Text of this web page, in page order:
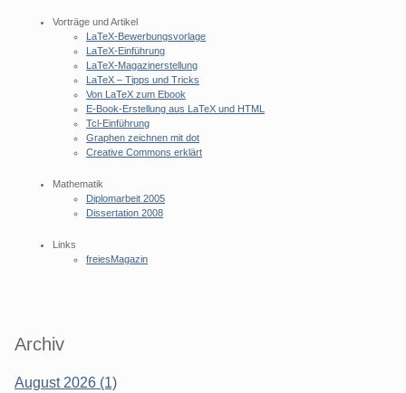
Vorträge und Artikel
LaTeX-Bewerbungsvorlage
LaTeX-Einführung
LaTeX-Magazinerstellung
LaTeX – Tipps und Tricks
Von LaTeX zum Ebook
E-Book-Erstellung aus LaTeX und HTML
Tcl-Einführung
Graphen zeichnen mit dot
Creative Commons erklärt
Mathematik
Diplomarbeit 2005
Dissertation 2008
Links
freiesMagazin
Archiv
August 2026 (1)